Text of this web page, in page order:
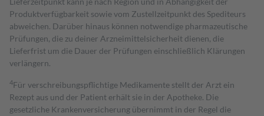
Produktverfügbarkeit sowie vom Zustellzeitpunkt des Spediteurs
abweichen. Darüber hinaus können notwendige pharmazeutische
Prüfungen, die zu deiner Arzneimittelsicherheit dienen, die
Lieferfrist um die Dauer der Prüfungen einschließlich Klärungen
verlängern.
4Für verschreibungspflichtige Medikamente stellt der Arzt ein
Rezept aus und der Patient erhält sie in der Apotheke. Die
gesetzliche Krankenversicherung übernimmt in der Regel die